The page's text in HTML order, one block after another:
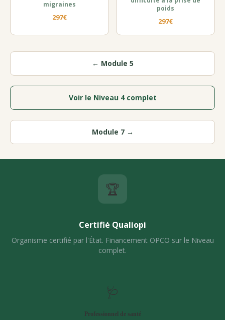
migraines
297€
poids
297€
← Module 5
Voir le Niveau 4 complet
Module 7 →
🏆
Certifié Qualiopi
Organisme certifié par l'État. Financement OPCO sur le Niveau
complet.
🩺
Professionnel de santé